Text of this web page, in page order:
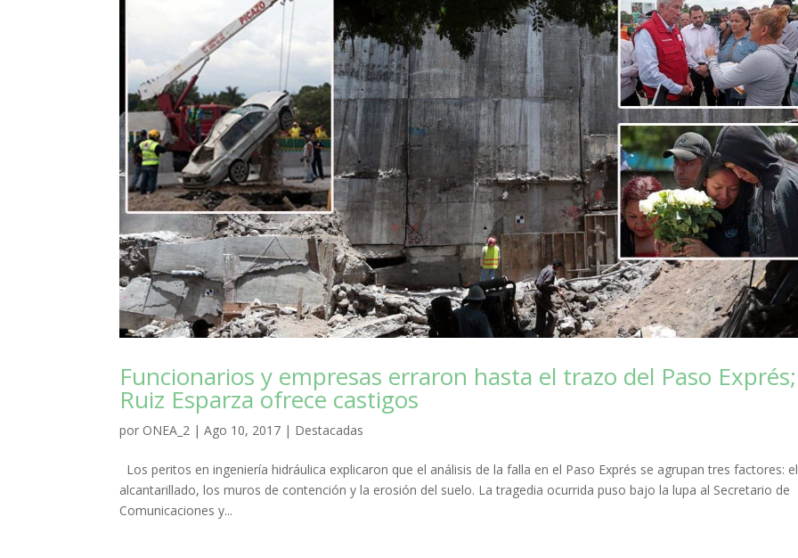
Funcionarios y empresas erraron hasta el trazo del Paso Exprés;
Ruiz Esparza ofrece castigos
por ONEA_2 |Ago 10, 2017 | Destacadas
Los peritos en ingeniería hidráulica explicaron que el análisis de la falla en el Paso Exprés se agrupan tres factores: el
alcantarillado, los muros de contención y la erosión del suelo. La tragedia ocurrida puso bajo la lupa al Secretario de
Comunicaciones y...